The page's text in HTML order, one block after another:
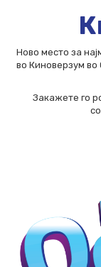
Ново место за
во Киноверзум
Закажете го